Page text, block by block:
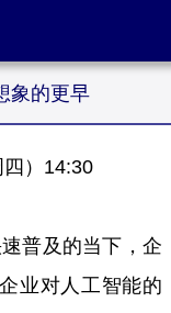
象的更早
）14:30
普及的当下，企
业对人工智能的